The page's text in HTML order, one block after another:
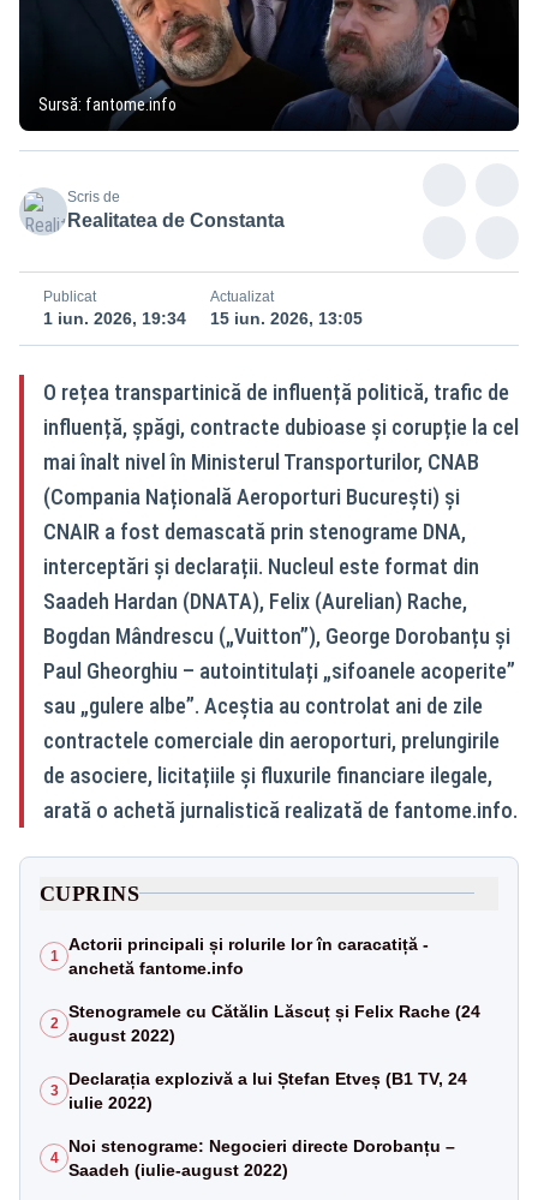
Sursă: fantome.info
Scris de
Realitatea de Constanta
Publicat
1 iun. 2026, 19:34
Actualizat
15 iun. 2026, 13:05
O rețea transpartinică de influență politică, trafic de
influență, șpăgi, contracte dubioase și corupție la cel
mai înalt nivel în Ministerul Transporturilor, CNAB
(Compania Națională Aeroporturi București) și
CNAIR a fost demascată prin stenograme DNA,
interceptări și declarații. Nucleul este format din
Saadeh Hardan (DNATA), Felix (Aurelian) Rache,
Bogdan Mândrescu („Vuitton”), George Dorobanțu și
Paul Gheorghiu – autointitulați „sifoanele acoperite”
sau „gulere albe”. Aceștia au controlat ani de zile
contractele comerciale din aeroporturi, prelungirile
de asociere, licitațiile și fluxurile financiare ilegale,
arată o achetă jurnalistică realizată de fantome.info.
CUPRINS
1
Actorii principali și rolurile lor în caracatiță -
anchetă fantome.info
2
Stenogramele cu Cătălin Lăscuț și Felix Rache (24
august 2022)
3
Declarația explozivă a lui Ștefan Etveș (B1 TV, 24
iulie 2022)
4
Noi stenograme: Negocieri directe Dorobanțu –
Saadeh (iulie-august 2022)